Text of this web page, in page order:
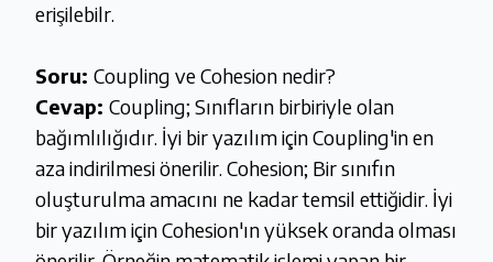
erişilebilr.
Soru: Coupling ve Cohesion nedir?
Cevap: Coupling; Sınıfların birbiriyle olan
bağımlılığıdır. İyi bir yazılım için Coupling'in en
aza indirilmesi önerilir. Cohesion; Bir sınıfın
oluşturulma amacını ne kadar temsil ettiğidir. İyi
bir yazılım için Cohesion'ın yüksek oranda olması